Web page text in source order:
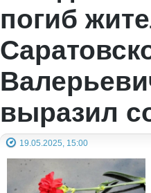
погиб
выразил
19.05.2025, 15:00